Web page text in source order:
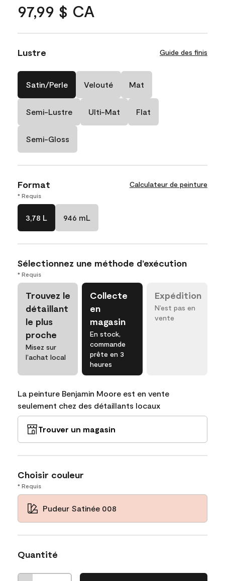
97,99 $ CA
Lustre Guide des finis
Satin/Perle Velouté Mat
Semi-Lustre Ulti-Mat Flat
Semi-Gloss
Format Calculateur de peinture
* Requis
3,78 L 946 mL
Sélectionnez une méthode d’exécution
* Requis
Trouvez le
détaillant
le plus
proche
Misez sur
l’achat local
Collecte
en
magasin
En stock,
commande
prête en 3
heures
Expédition
N’est pas en
vente
La peinture Benjamin Moore est en vente
seulement chez des détaillants locaux
Trouver un magasin
Choisir couleur
* Requis
Pudeur Satinée 008
Quantité